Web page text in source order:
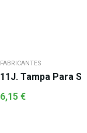
FABRICANTES
11J. Tampa
6,15 €